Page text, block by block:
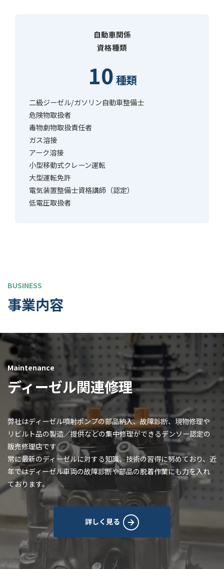
自動車関係
資格種類
10種類
二級ジーゼル/ガソリン自動車整備士
危険物取扱者
毒物劇物取扱責任者
ガス溶接
アーク溶接
小型移動式クレーン運転
大型運転免許
電気装置整備士資格講師（認定）
低電圧取扱者
事業内容
BUSINESS
ディーゼル関連修理
Maintenance
弊社はディーゼル噴射ポンプの部品納入、故障診断、現物修理や
リビルト品の製造／提供などの集中修理ができるデンソー認定の
販売修理店です
常に最新のディーゼルに対する知識、技術の習得に努めており、近
年ではディーゼル車両の故障診断や部品の脱着作業にも力を入れ
ております。
詳しく見る